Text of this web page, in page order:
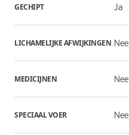
GECHIPT Ja
LICHAMELIJKE AFWIJKINGEN Nee
MEDICIJNEN Nee
SPECIAAL VOER Nee